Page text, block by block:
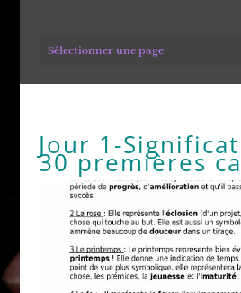
Sélectionner une page
Jour 1-
30 premières